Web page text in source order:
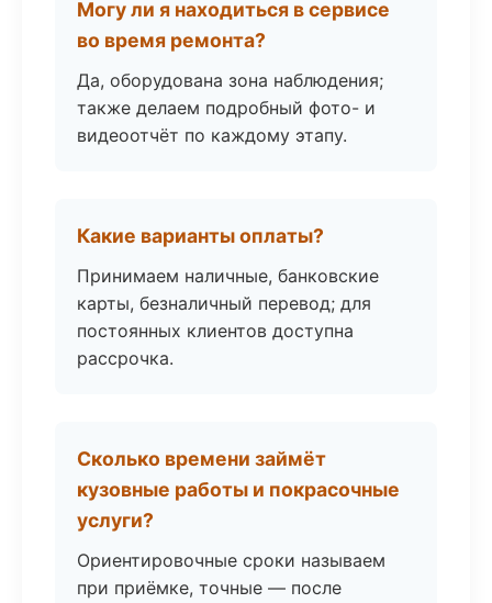
Могу ли я находиться в сервисе
во время ремонта?
Да, оборудована зона наблюдения;
также делаем подробный фото- и
видеоотчёт по каждому этапу.
Какие варианты оплаты?
Принимаем наличные, банковские
карты, безналичный перевод; для
постоянных клиентов доступна
рассрочка.
Сколько времени займёт
кузовные работы и покрасочные
услуги?
Ориентировочные сроки называем
при приёмке, точные — после